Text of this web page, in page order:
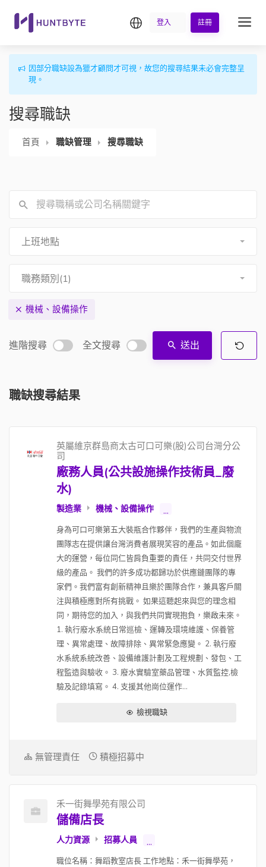
繁中登入 註冊
因部分職缺設為獵才顧問才可視，故您的搜尋結果未必會完整呈
現。
搜尋職缺
首頁 職缺管理 搜尋職缺
上班地點
職務類別(1)
機械、設備操作
進階搜尋 全文搜尋 送出
職缺搜尋結果
英屬維京群島商太古可口可樂(股)公司台灣分公
司
廠務人員(公共設施操作技術員_廢
水)
製造業 機械、設備操作 ...
身為可口可樂第五大裝瓶合作夥伴，我們的生產與物流
團隊志在提供讓台灣消費者展現笑容的產品。如此個龐
大的運營，每位同仁皆肩負重要的責任，共同交付世界
級的產品。 我們的許多成功都歸功於供應鏈團隊的專
家們。我們富有創新精神且樂於團隊合作，兼具客戶關
注與積極應對所有挑戰。 如果這聽起來與您的理念相
同，期待您的加入，與我們共同實現抱負，樂啟未來。
1. 執行廢水系統日常巡檢、運轉及環境維護、保養管
理、異常處理、故障排除、異常緊急應變。 2. 執行廢
水系統系統改善、設備維護計劃及工程規劃、發包、工
程監造與驗收。 3. 廢水實驗室藥品管理、水質監控,檢
驗及記錄填寫。 4. 支援其他崗位運作...
檢視職缺
無管理責任 積極招募中
禾一街舞學苑有限公司
儲備店長
人力資源 招募人員 ...
職位名稱：舞蹈教室店長 工作地點：禾一街舞學苑，